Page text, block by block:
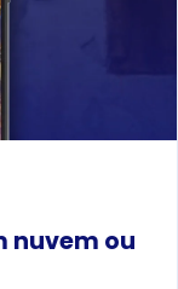
nuvem ou